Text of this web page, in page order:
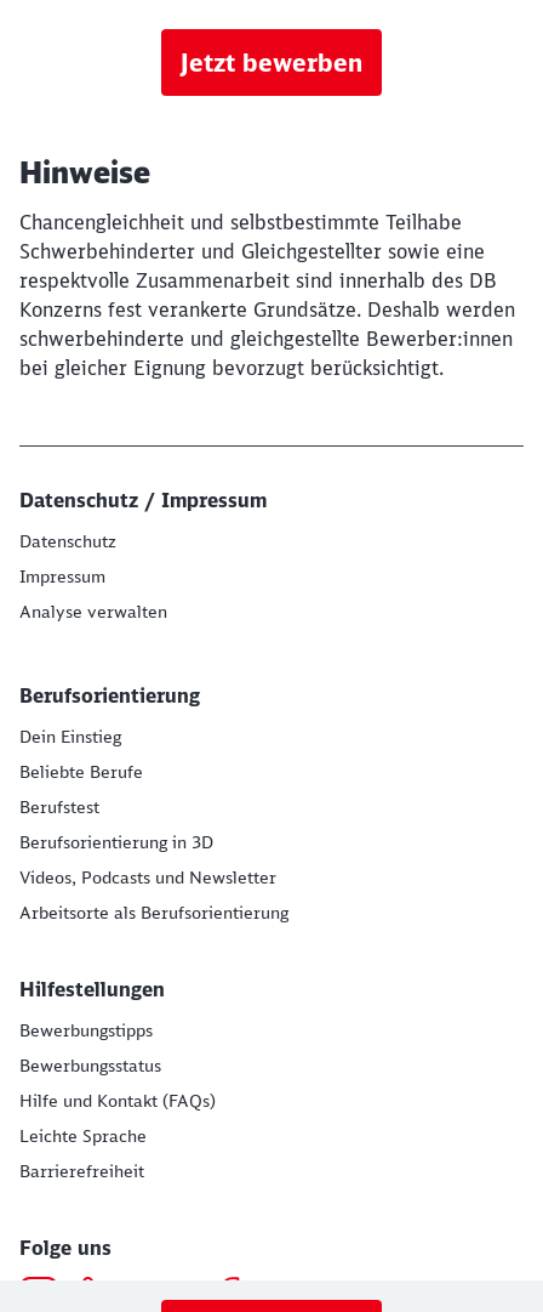
Jetzt bewerben
Hinweise
Chancengleichheit und selbstbestimmte Teilhabe
Schwerbehinderter und Gleichgestellter sowie eine
respektvolle Zusammenarbeit sind innerhalb des DB
Konzerns fest verankerte Grundsätze. Deshalb werden
schwerbehinderte und gleichgestellte Bewerber:innen
bei gleicher Eignung bevorzugt berücksichtigt.
Datenschutz / Impressum
Datenschutz
Impressum
Analyse verwalten
Berufsorientierung
Dein Einstieg
Beliebte Berufe
Berufstest
Berufsorientierung in 3D
Videos, Podcasts und Newsletter
Arbeitsorte als Berufsorientierung
Hilfestellungen
Bewerbungstipps
Bewerbungsstatus
Hilfe und Kontakt (FAQs)
Leichte Sprache
Barrierefreiheit
Folge uns